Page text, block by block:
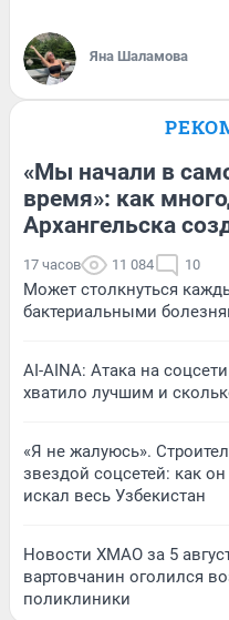
Яна Шаламова
«Мы начали в
время»: как
Архангельска
17 часов 11 084 10
Может столкнуться
бактериальными
AI-AINA: Атака на
хватило лучшим и
«Я не жалуюсь».
звездой соцсетей: как
искал весь Узбекистан
Новости ХМАО за 5
вартовчанин оголился
поликлиники